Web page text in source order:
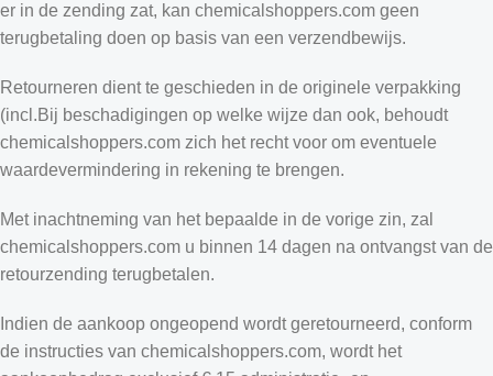
er in de zending zat, kan chemicalshoppers.com geen
terugbetaling doen op basis van een verzendbewijs.
Retourneren dient te geschieden in de originele verpakking
(incl.Bij beschadigingen op welke wijze dan ook, behoudt
chemicalshoppers.com zich het recht voor om eventuele
waardevermindering in rekening te brengen.
Met inachtneming van het bepaalde in de vorige zin, zal
chemicalshoppers.com u binnen 14 dagen na ontvangst van de
retourzending terugbetalen.
Indien de aankoop ongeopend wordt geretourneerd, conform
de instructies van chemicalshoppers.com, wordt het